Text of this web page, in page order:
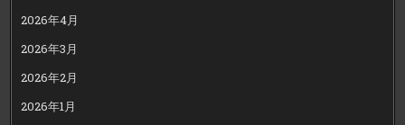
2026年4月
2026年3月
2026年2月
2026年1月